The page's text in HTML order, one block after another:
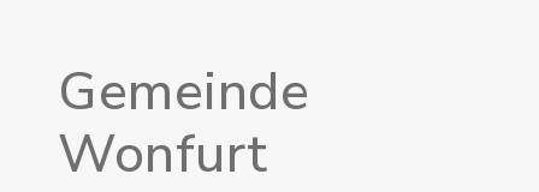
Gemeinde
Wonfurt